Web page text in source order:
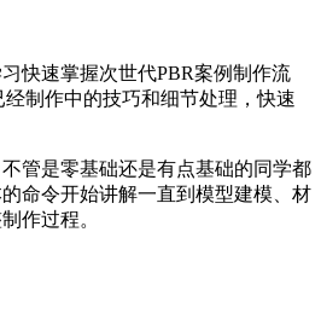
快速掌握次世代PBR案例制作流
制作中的技巧和细节处理，快速
管是零基础还是有点基础的同学都
命令开始讲解一直到模型建模、材
作过程。